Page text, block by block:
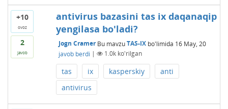
+10
ovoz
2
javob
antivirus bazasini tas ix daqanaqip
yengilasa bo'ladi?
Jogn Cramer Bu mavzuTAS-IXbo'limida 16 May, 20
javob berdi | 1.0kko'rilgan
tas ix kasperskiy
anti
antivirus